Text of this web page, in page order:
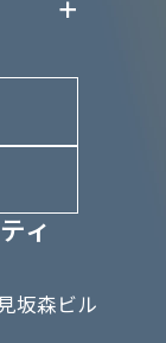
ィ
坂森ビル